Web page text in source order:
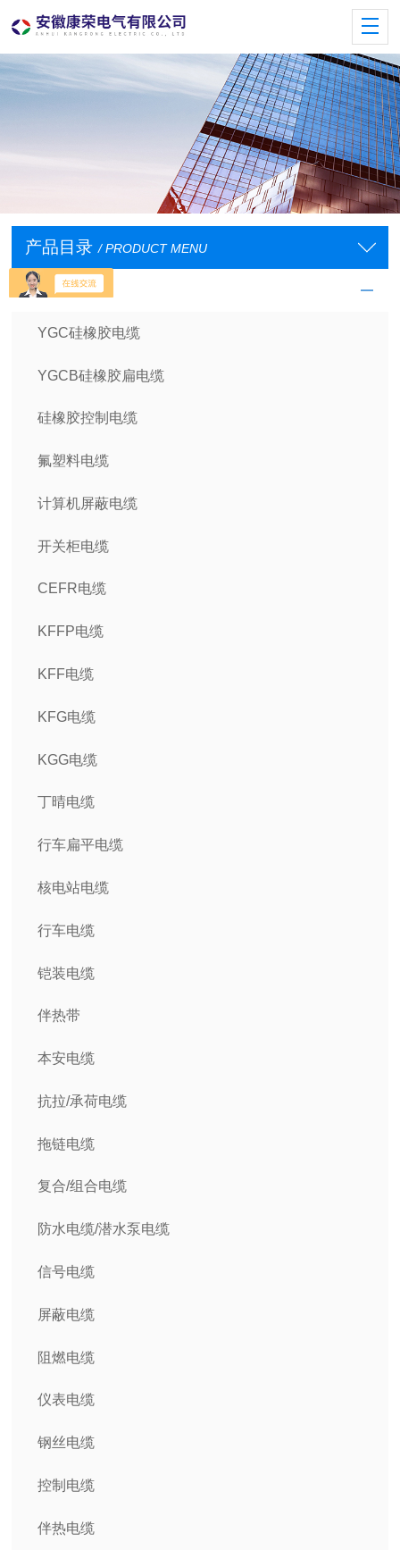
产品目录 / PRODUCT MENU
电缆
YGC硅橡胶电缆
YGCB硅橡胶扁电缆
硅橡胶控制电缆
氟塑料电缆
计算机屏蔽电缆
开关柜电缆
CEFR电缆
KFFP电缆
KFF电缆
KFG电缆
KGG电缆
丁晴电缆
行车扁平电缆
核电站电缆
行车电缆
铠装电缆
伴热带
本安电缆
抗拉/承荷电缆
拖链电缆
复合/组合电缆
防水电缆/潜水泵电缆
信号电缆
屏蔽电缆
阻燃电缆
仪表电缆
钢丝电缆
控制电缆
伴热电缆